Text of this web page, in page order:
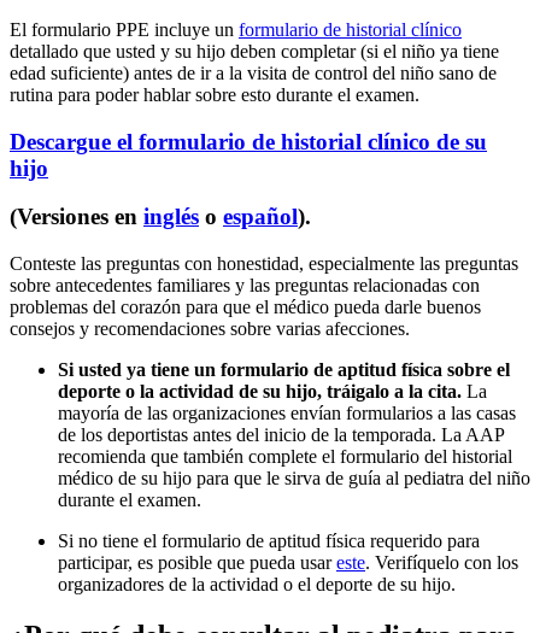
El formulario PPE incluye un formulario de historial clínico
detallado que usted y su hijo deben completar (si el niño ya tiene
edad suficiente) antes de ir a la visita de control del niño sano de
rutina para poder hablar sobre esto durante el examen.
Descargue el formulario de historial clínico de su
hijo
(Versiones en inglés o español).
Conteste las preguntas con honestidad, especialmente las preguntas
sobre antecedentes familiares y las preguntas relacionadas con
problemas del corazón para que el médico pueda darle buenos
consejos y recomendaciones sobre varias afecciones.
Si usted ya tiene un formulario de aptitud física sobre el
deporte o la actividad de su hijo, tráigalo a la cita. La
mayoría de las organizaciones envían formularios a las casas
de los deportistas antes del inicio de la temporada. La AAP
recomienda que también complete el formulario del historial
médico de su hijo para que le sirva de guía al pediatra del niño
durante el examen.
Si no tiene el formulario de aptitud física requerido para
participar, es posible que pueda usareste. Verifíquelo con los
organizadores de la actividad o el deporte de su hijo.